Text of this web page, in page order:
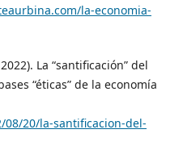
la-economia-
La “santificación” del
“éticas” de la economía
20/la-santificacion-del-